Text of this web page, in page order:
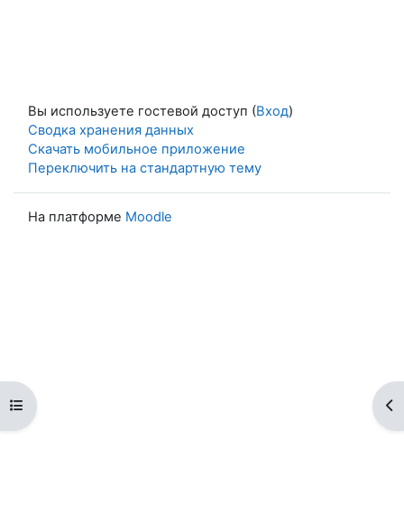
Открыть оглавление курса
Вы используете гостевой доступ (Вход)
Сводка хранения данных
Скачать мобильное приложение
Переключить на стандартную тему
На платформе Moodle